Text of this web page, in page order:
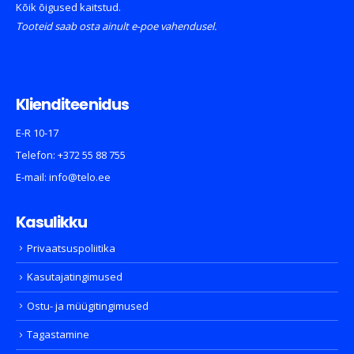
Kõik õigused kaitstud.
Tooteid saab osta ainult e-poe vahendusel.
Klienditeenidus
E-R 10-17
Telefon: +372 55 88 755
E-mail: info@telo.ee
Kasulikku
Privaatsuspoliitika
Kasutajatingimused
Ostu- ja müügitingimused
Tagastamine